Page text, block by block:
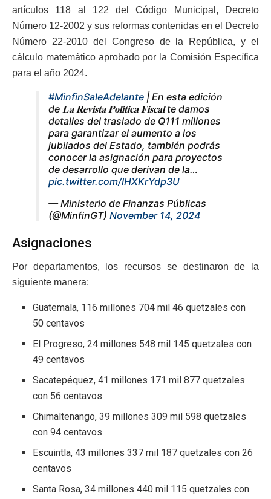
artículos 118 al 122 del Código Municipal, Decreto
Número 12-2002 y sus reformas contenidas en el Decreto
Número 22-2010 del Congreso de la República, y el
cálculo matemático aprobado por la Comisión Específica
para el año 2024.
#MinfinSaleAdelante | En esta edición
de 𝐋𝐚 𝐑𝐞𝐯𝐢𝐬𝐭𝐚 𝐏𝐨𝐥𝐢́𝐭𝐢𝐜𝐚 𝐅𝐢𝐬𝐜𝐚𝐥 te damos
detalles del traslado de Q111 millones
para garantizar el aumento a los
jubilados del Estado, también podrás
conocer la asignación para proyectos
de desarrollo que derivan de la…
pic.twitter.com/IHXKrYdp3U
— Ministerio de Finanzas Públicas
(@MinfinGT) November 14, 2024
Asignaciones
Por departamentos, los recursos se destinaron de la
siguiente manera:
Guatemala, 116 millones 704 mil 46 quetzales con
50 centavos
El Progreso, 24 millones 548 mil 145 quetzales con
49 centavos
Sacatepéquez, 41 millones 171 mil 877 quetzales
con 56 centavos
Chimaltenango, 39 millones 309 mil 598 quetzales
con 94 centavos
Escuintla, 43 millones 337 mil 187 quetzales con 26
centavos
Santa Rosa, 34 millones 440 mil 115 quetzales con